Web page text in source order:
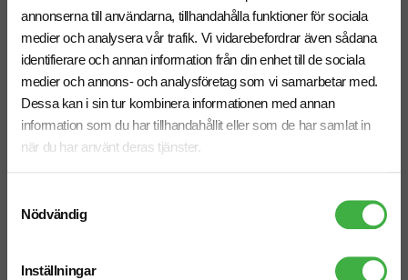
annonserna till användarna, tillhandahålla funktioner för sociala
medier och analysera vår trafik. Vi vidarebefordrar även sådana
identifierare och annan information från din enhet till de sociala
medier och annons- och analysföretag som vi samarbetar med.
Dessa kan i sin tur kombinera informationen med annan
information som du har tillhandahållit eller som de har samlat in
när du har använt deras tjänster.
Nödvändig
Inställningar
Påskägg med Inslaget Godis 1,3
kg
Påskägg med Lösviktsgodis 1,6
kg